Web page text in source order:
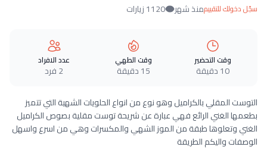
سجّل دخولك للتقييممنذ شهر 1120 زيارات
وقت التحضير
10 دقيقة
وقت الطهي
15 دقيقة
عدد الافراد
2 فرد
التوست المقلي بالكراميل وهو نوع من انواع الحلويات الشهية التي تتميز
بطعمها الغني الرائع فهي عبارة عن شريحة توست مقلية بصوص الكراميل
الغني وتعلوها طبقة من الموز الشهي والمكسرات وهي من اسرع واسهل
الوصفات واليكم الطريقة